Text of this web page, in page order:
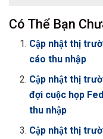
Có Thể Bạn
Cập nhật thị
cáo thu nhập
Cập nhật thị
đợi cuộc họp
thu nhập
Cập nhật thị